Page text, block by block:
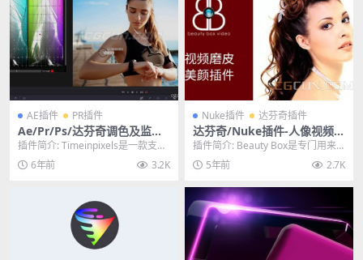
AE插件 PR插件
Ae/Pr/Ps/达芬奇调色及监视
预览插件套件 Timeinpixels v
2020.2 WIN破解版
插件简介: Timeinpixels是一款支持
Ae/Pr/达芬奇/Ps等软件的调...
6年前 3.2K
Nuke插件 达芬奇插件
达芬奇/Nuke插件-人像视频美
容插件 Digital Anarchy Bea
uty Box v5.0.0 For OFX Win
破解版
插件简介: Beauty Box是专门用来
做视频人像美容的插件，支持达芬
奇/Nu...
5年前 2.7K